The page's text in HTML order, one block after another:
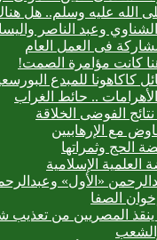
الله عليه وسلم.. هل
وعبد الناصر
فى العمل العام
كانت مؤامرة الصمت!
كاكاهونا للمبدع
.. حائط الغراب
الفوضى الخلاقة
مع الإرهابيين
الحج وثمراتها
الإسلامية
«الأول»
الصفا
المصريين من تعذيب